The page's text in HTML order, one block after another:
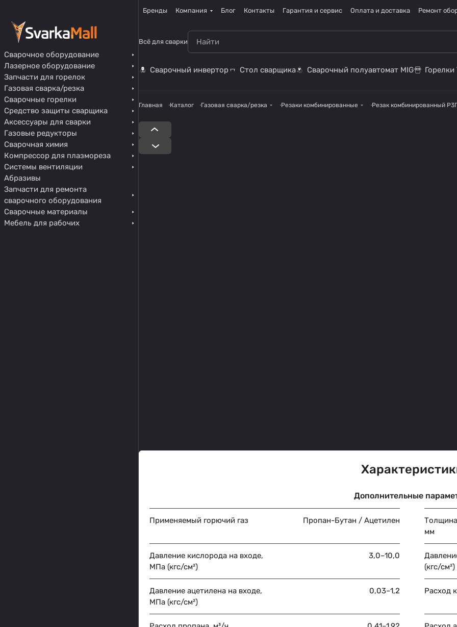
Бренды Компания Блог Контакты Гарантия и сервис Оплата и доставка Ремонт
Всё для сварки
Сварочный инвертор Стол сварщика Сварочный полуавтомат MIG Горелки
Главная Каталог Газовая сварка/резка Резаки комбинированные Резак комбинированный
Дополнительные
Применяемый горючий газ Пропан-Бутан / Ацетилен
мм
Давление кислорода на входе,
МПа (кгс/см²)
3,0–10,0
(кгс/см²)
Давление ацетилена на входе,
МПа (кгс/см²)
0,03–1,2 Расход
Сварочное оборудование
Лазерное оборудование
Запчасти для горелок
Газовая сварка/резка
Сварочные горелки
Средство защиты сварщика
Аксессуары для сварки
Газовые редукторы
Сварочная химия
Компрессор для плазмореза
Системы вентиляции
Абразивы
Запчасти для ремонта
сварочного оборудования
Сварочные материалы
Мебель для рабочих